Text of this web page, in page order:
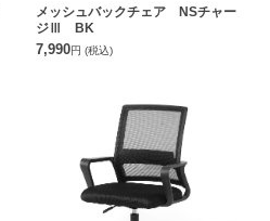
メッシュバックチェア NSチャー
ジⅢ BK
7,990円 (税込)